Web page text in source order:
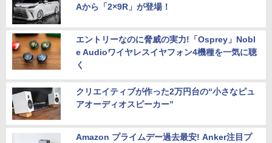
Aから「2×9R」が登場！
エントリーなのに脅威の実力!「Osprey」Nobl
e Audioワイヤレスイヤフォン4機種を一気に聴
く
クリエイティブが作った2万円台の“小さなピュ
アオーディオスピーカー”
Amazon プライムデー過去最安! Anker注目プ